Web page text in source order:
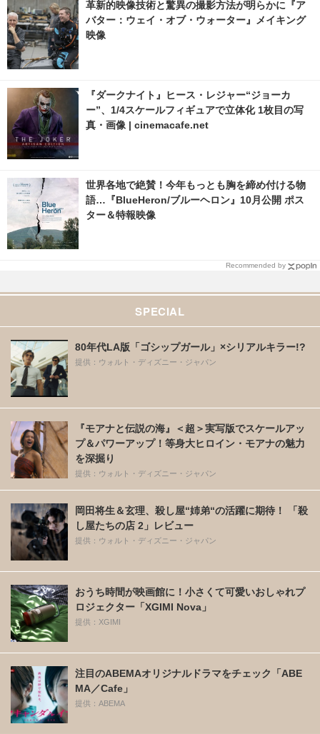
革新的映像技術と驚異の撮影方法が明らかに『ア
バター：ウェイ・オブ・ウォーター』メイキング
映像
『ダークナイト』ヒース・レジャー“ジョーカ
ー”、1/4スケールフィギュアで立体化 1枚目の写
真・画像 | cinemacafe.net
世界各地で絶賛！今年もっとも胸を締め付ける物
語…『BlueHeron/ブルーヘロン』10月公開 ポス
ター＆特報映像
Recommended by
SPECIAL
80年代LA版「ゴシップガール」×シリアルキラー!?
提供：ウォルト・ディズニー・ジャパン
『モアナと伝説の海』＜超＞実写版でスケールアッ
プ＆パワーアップ！等身大ヒロイン・モアナの魅力
を深掘り
提供：ウォルト・ディズニー・ジャパン
岡田将生＆玄理、殺し屋“姉弟“の活躍に期待！ 「殺
し屋たちの店 2」レビュー
提供：ウォルト・ディズニー・ジャパン
おうち時間が映画館に！小さくて可愛いおしゃれプ
ロジェクター「XGIMI Nova」
提供：XGIMI
注目のABEMAオリジナルドラマをチェック「ABE
MA／Cafe」
提供：ABEMA